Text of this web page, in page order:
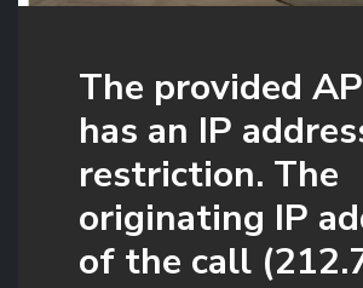
The provided
has an IP
restriction. The
originating IP
of the call